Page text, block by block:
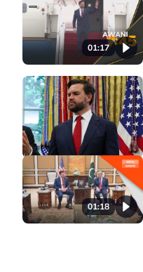
01:17
01:18